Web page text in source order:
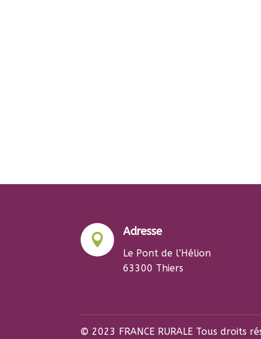

Adresse
Le Pont de l’Hélion
63300 Thiers
© 2023 FRANCE RURALE Tous droits